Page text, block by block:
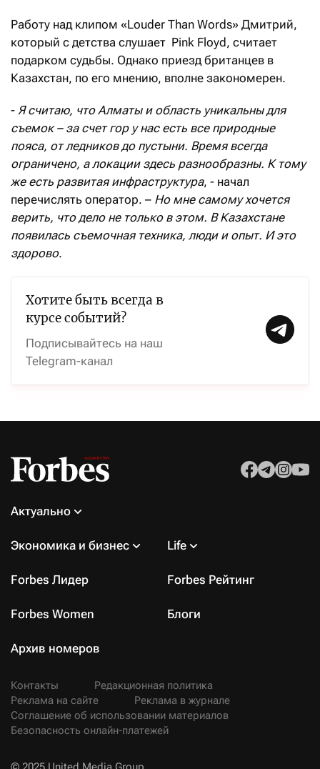
Работу над клипом «Louder Than Words» Дмитрий,
который с детства слушает Pink Floyd, считает
подарком судьбы. Однако приезд британцев в
Казахстан, по его мнению, вполне закономерен.
- Я считаю, что Алматы и область уникальны для
съемок – за счет гор у нас есть все природные
пояса, от ледников до пустыни. Время всегда
ограничено, а локации здесь разнообразны. К тому
же есть развитая инфраструктура, - начал
перечислять оператор. – Но мне самому хочется
верить, что дело не только в этом. В Казахстане
появилась съемочная техника, люди и опыт. И это
здорово.
Хотите быть всегда в
курсе событий?
Подписывайтесь на наш
Telegram-канал
Актуально
Экономика и бизнес Life
Forbes Лидер Forbes Рейтинг
Forbes Women Блоги
Архив номеров
Контакты
Редакционная политика
Реклама на сайте
Реклама в журнале
Соглашение об использовании материалов
Безопасность онлайн-платежей